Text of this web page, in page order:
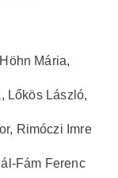
Mária,
Lőkös László,
Rimóczi Imre
Fám Ferenc